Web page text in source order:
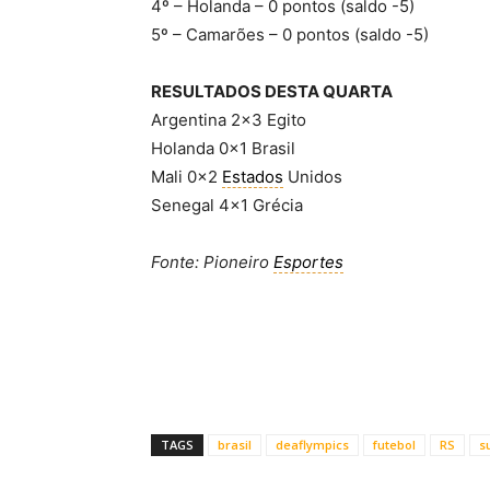
4º – Holanda – 0 pontos (saldo -5)
5º – Camarões – 0 pontos (saldo -5)
RESULTADOS DESTA QUARTA
Argentina 2×3 Egito
Holanda 0x1 Brasil
Mali 0x2 Estados Unidos
Senegal 4×1 Grécia
Fonte: Pioneiro Esportes
TAGS brasil deaflympics futebol RS